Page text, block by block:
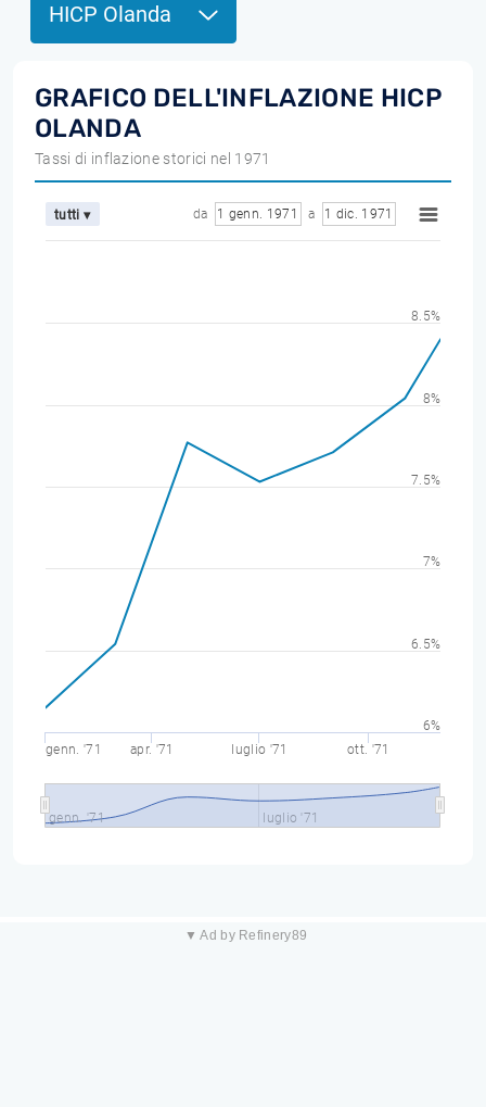
HICP Olanda
GRAFICO DELL'INFLAZIONE HICP
OLANDA
Tassi di inflazione storici nel 1971
tutti ▾ da 1 genn. 1971 a 1 dic. 1971
genn. '71 apr. '71 luglio '71 ott. '71
genn. '71 luglio '71
6%
6.5%
7%
7.5%
8%
8.5%
▼ Ad by Refinery89